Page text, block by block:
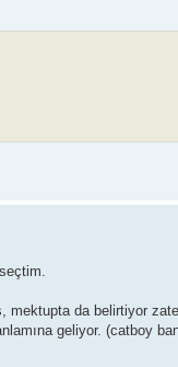
da belirtiyor
geliyor. (catboy